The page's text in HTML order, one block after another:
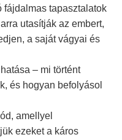
fájdalmas tapasztalatok
utasítják az embert,
a saját vágyai és
– mi történt
és hogyan befolyásol
amellyel
ezeket a káros